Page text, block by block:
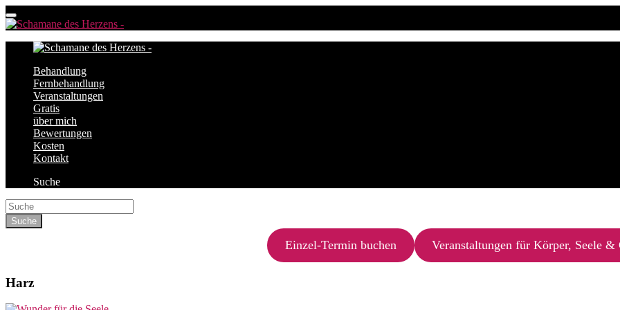
Behandlung
Fernbehandlung
Veranstaltungen
Gratis
über mich
Bewertungen
Kosten
Kontakt
Suche
Einzel-Termin buchen Veranstaltungen für Körper, Seele &
Harz